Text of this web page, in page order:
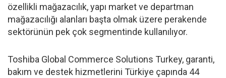
özellikli mağazacılık, yapı market ve departman
mağazacılığı alanları başta olmak üzere perakende
sektörünün pek çok segmentinde kullanılıyor.
Toshiba Global Commerce Solutions Turkey, garanti,
bakım ve destek hizmetlerini Türkiye çapında 44